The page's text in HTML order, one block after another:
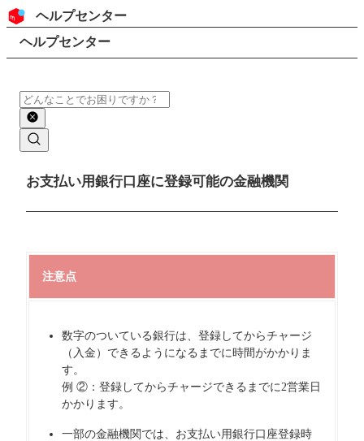
コンテンツにスキップ
ヘッダー
ヘルプセンター
検索
パンくずリスト
ヘルプセンター
検索
メインコンテンツ
お支払い用銀行口座に登録可能の金融機関
注意点
数字のついている銀行は、登録してからチャージ
（入金）できるようになるまでに時間がかかりま
す。
例 ②：登録してからチャージできるまでに2営業日
かかります。
一部の金融機関では、お支払い用銀行口座登録時